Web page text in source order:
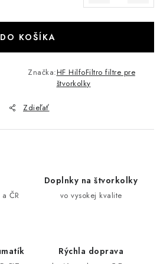
660/700
650/800/1000
X8
DO KOŠÍKA
Značka:HF HilfoFiltro filtre pre
štvorkolky
Zdieľať
ČR
Doplnky na štvorkolky
vo vysokej kvalite
Rýchla doprava